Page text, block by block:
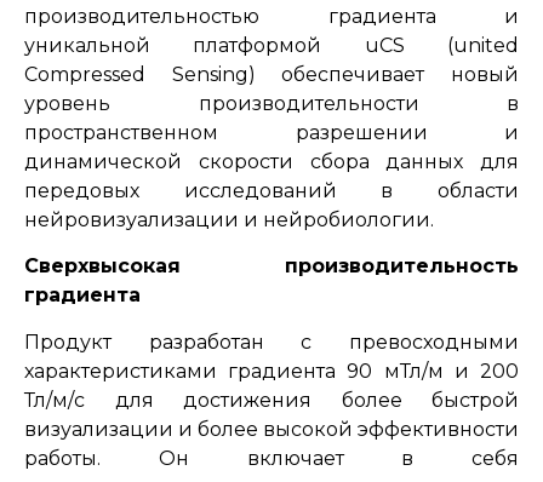
производительностью градиента и
уникальной платформой uCS (united
Compressed Sensing) обеспечивает новый
уровень производительности в
пространственном разрешении и
динамической скорости сбора данных для
передовых исследований в области
нейровизуализации и нейробиологии.
Сверхвысокая производительность
градиента
Продукт разработан с превосходными
характеристиками градиента 90 мТл/м и 200
Тл/м/с для достижения более быстрой
визуализации и более высокой эффективности
работы. Он включает в себя